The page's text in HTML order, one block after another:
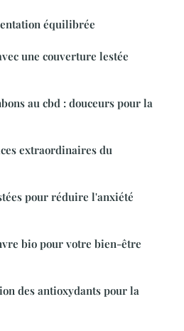
équilibrée
une couverture lestée
au cbd : douceurs pour la
extraordinaires du
pour réduire l'anxiété
bio pour votre bien-être
des antioxydants pour la